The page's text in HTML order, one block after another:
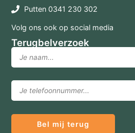
Putten 0341 230 302
Volg ons ook op social media
Terugbelverzoek
Bel mij terug